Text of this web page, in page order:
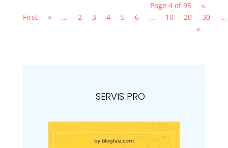
Page 4 of 95
«
First
« ... 2 3 4 5 6 ... 10 20 30
...
»
SERVIS PRO